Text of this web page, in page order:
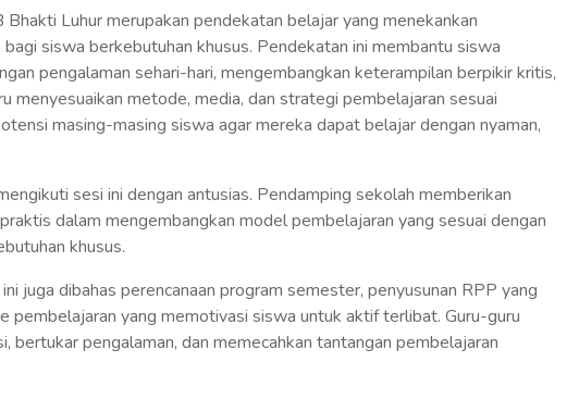
Bhakti Luhur merupakan pendekatan belajar yang menekankan
siswa berkebutuhan khusus. Pendekatan ini membantu siswa
pengalaman sehari-hari, mengembangkan keterampilan berpikir kritis,
menyesuaikan metode, media, dan strategi pembelajaran sesuai
masing-masing siswa agar mereka dapat belajar dengan nyaman,
sesi ini dengan antusias. Pendamping sekolah memberikan
dalam mengembangkan model pembelajaran yang sesuai dengan
khusus.
juga dibahas perencanaan program semester, penyusunan RPP yang
pembelajaran yang memotivasi siswa untuk aktif terlibat. Guru-guru
bertukar pengalaman, dan memecahkan tantangan pembelajaran